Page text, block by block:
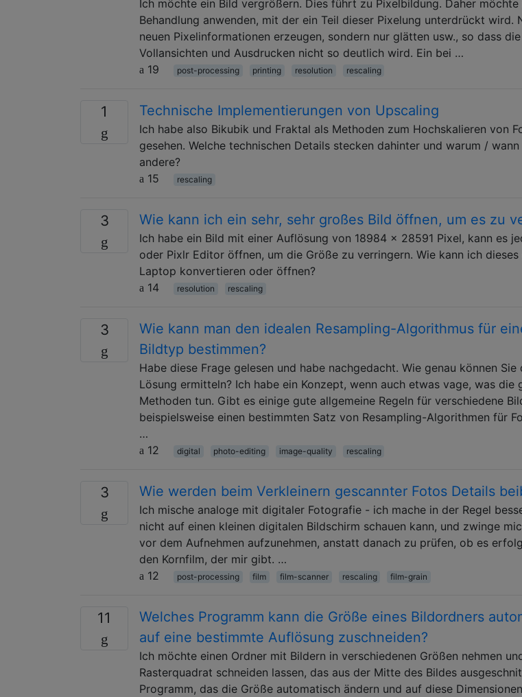
Ich möchte ein Bild vergrößern. Dies führt zu Pixelbildung. Daher
Behandlung anwenden, mit der ein Teil dieser Pixelung unterdrückt wird.
neuen Pixelinformationen erzeugen, sondern nur glätten usw., so dass
Vollansichten und Ausdrucken nicht so deutlich wird. Ein bei …
19
post-processing printing resolution rescaling
1 Technische Implementierungen von Upscaling
Ich habe also Bikubik und Fraktal als Methoden zum Hochskalieren von
gesehen. Welche technischen Details stecken dahinter und warum /
andere?
15
rescaling
3 Wie kann ich ein sehr, sehr großes Bild öffnen, um es zu
Ich habe ein Bild mit einer Auflösung von 18984 x 28591 Pixel, kann es
oder Pixlr Editor öffnen, um die Größe zu verringern. Wie kann ich
Laptop konvertieren oder öffnen?
14
resolution rescaling
3
Wie kann man den idealen Resampling-Algorithmus für
Bildtyp bestimmen?
Habe diese Frage gelesen und habe nachgedacht. Wie genau können
Lösung ermitteln? Ich habe ein Konzept, wenn auch etwas vage, was die
Methoden tun. Gibt es einige gute allgemeine Regeln für verschiedene
beispielsweise einen bestimmten Satz von Resampling-Algorithmen für
…
12
digital photo-editing image-quality rescaling
3 Wie werden beim Verkleinern gescannter Fotos Details
Ich mische analoge mit digitaler Fotografie - ich mache in der Regel
nicht auf einen kleinen digitalen Bildschirm schauen kann, und zwinge
vor dem Aufnehmen aufzunehmen, anstatt danach zu prüfen, ob es
den Kornfilm, der mir gibt. …
12
post-processing film film-scanner rescaling film-grain
11
Welches Programm kann die Größe eines Bildordners
auf eine bestimmte Auflösung zuschneiden?
Ich möchte einen Ordner mit Bildern in verschiedenen Größen nehmen
Rasterquadrat schneiden lassen, das aus der Mitte des Bildes
Programm, das die Größe automatisch ändern und auf diese